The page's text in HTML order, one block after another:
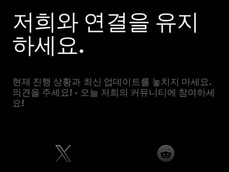
저희와 연결을 유지
하세요.
현재 진행 상황과 최신 업데이트를 놓치지 마세요.
의견을 주세요! - 오늘 저희의 커뮤니티에 참여하세
요!